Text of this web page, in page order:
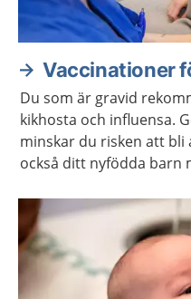
Vaccinationer
Du som är gravid
kikhosta och influensa.
minskar du risken att bli
också ditt nyfödda barn